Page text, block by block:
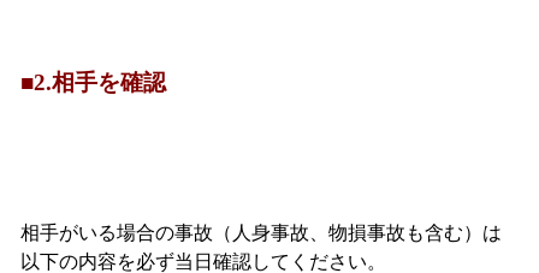
■2.相手を確認
相手がいる場合の事故（人身事故、物損事故も含む）は
以下の内容を必ず当日確認してください。